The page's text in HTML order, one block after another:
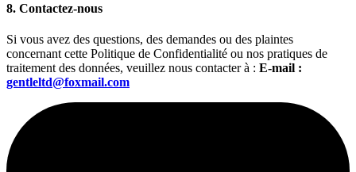
8. Contactez-nous
Si vous avez des questions, des demandes ou des plaintes
concernant cette Politique de Confidentialité ou nos pratiques de
traitement des données, veuillez nous contacter à : E-mail :
gentleltd@foxmail.com